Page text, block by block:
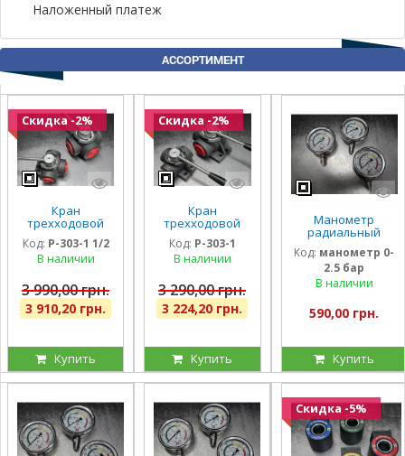
Наложенный платеж
АССОРТИМЕНТ
Скидка -2%
Кран
трехходовой
гидравлический
Badestnost G1
1/2, 1 1/2 дюйма,
мин
Код: P-303-1 1/2
В наличии
3 990,00 грн.
3 910,20 грн.
Купить
Скидка -2%
Кран
трехходовой
гидравлический
Badestnost G1
1″, 350 бар, 180
дивертор
Код: P-303-1
В наличии
3 290,00 грн.
3 224,20 грн.
Купить
Манометр
радиальный
глицириновый
виброустойчивый
63мм 0-2,5 Бар
Италия
Код: манометр 0-
2.5 бар
В наличии
590,00 грн.
Купить
Скидка -5%